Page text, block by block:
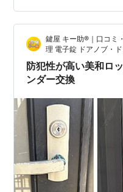
と安全性、耐ピッキン
あり、住宅やマンショ
ンダーです。 そして、
て微調整を行い、施…
鍵屋 キー助®｜口コミ
理 電子錠 ドアノブ・
防犯性が高い美和ロ
ンダー交換